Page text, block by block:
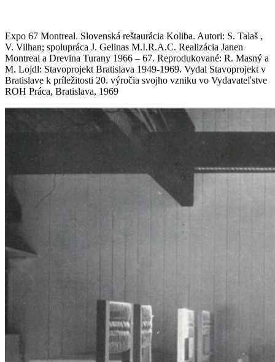
Expo 67 Montreal. Slovenská reštaurácia Koliba. Autori: S. Talaš ,
V. Vilhan; spolupráca J. Gelinas M.I.R.A.C. Realizácia Janen
Montreal a Drevina Turany 1966 – 67. Reprodukované: R. Masný a
M. Lojdl: Stavoprojekt Bratislava 1949-1969. Vydal Stavoprojekt v
Bratislave k príležitosti 20. výročia svojho vzniku vo Vydavateľstve
ROH Práca, Bratislava, 1969